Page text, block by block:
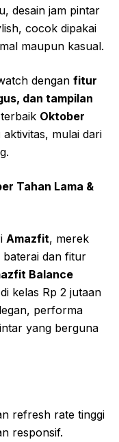
desain jam pintar
cocok dipakai
maupun kasual.
dengan fitur
dan tampilan
Oktober
mulai dari
Tahan Lama &
Amazfit, merek
baterai dan fitur
Balance
kelas Rp 2 jutaan
performa
yang berguna
refresh rate tinggi
responsif.